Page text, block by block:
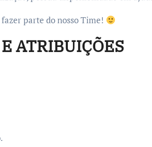
parte do nosso Time!
ATRIBUIÇÕES